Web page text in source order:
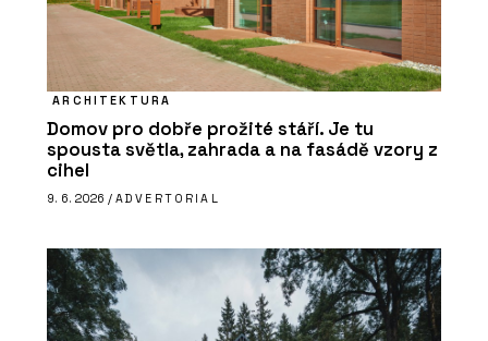
ARCHITEKTURA
Domov pro dobře prožité stáří. Je tu
spousta světla, zahrada a na fasádě vzory z
cihel
9. 6. 2026 / ADVERTORIAL